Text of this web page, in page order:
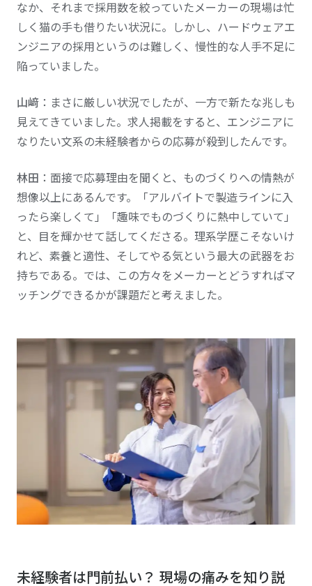
なか、それまで採用数を絞っていたメーカーの現場は忙
しく猫の手も借りたい状況に。しかし、ハードウェアエ
ンジニアの採用というのは難しく、慢性的な人手不足に
陥っていました。
山﨑 ：まさに厳しい状況でしたが、一方で新たな兆しも
見えてきていました。求人掲載をすると、エンジニアに
なりたい文系の未経験者からの応募が殺到したんです。
林田 ：面接で応募理由を聞くと、ものづくりへの情熱が
想像以上にあるんです。「アルバイトで製造ラインに入
ったら楽しくて」「趣味でものづくりに熱中していて」
と、目を輝かせて話してくださる。理系学歴こそないけ
れど、素養と適性、そしてやる気という最大の武器をお
持ちである。では、この方々をメーカーとどうすればマ
ッチングできるかが課題だと考えました。
未経験者は門前払い？ 現場の痛みを知り説